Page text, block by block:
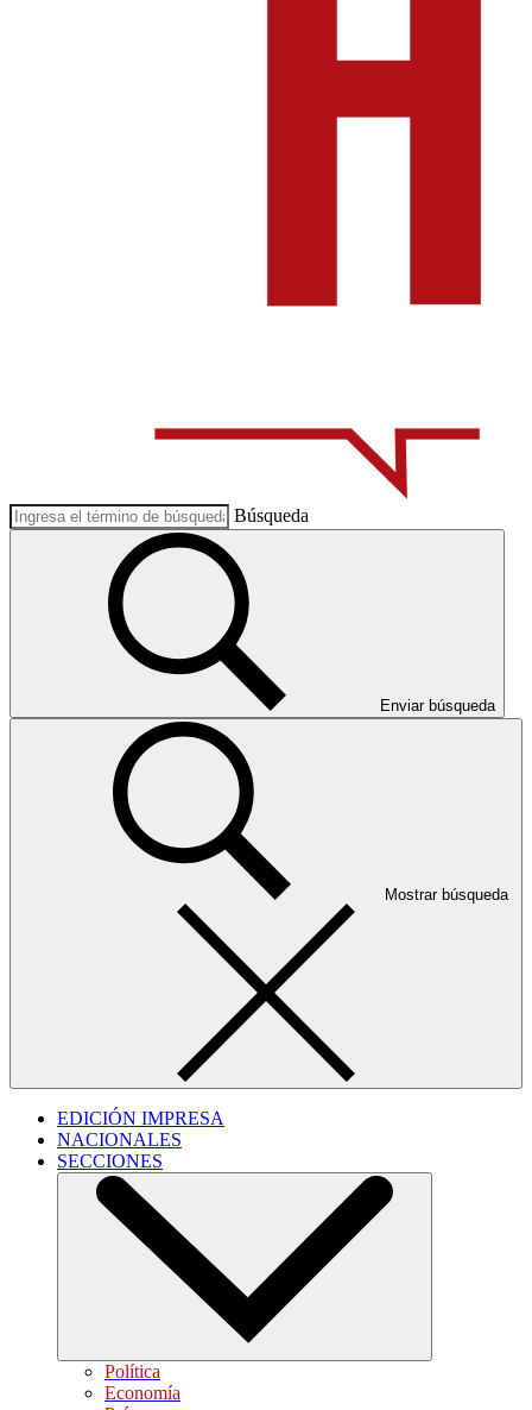
Búsqueda
Enviar búsqueda
Mostrar búsqueda
EDICIÓN IMPRESA
NACIONALES
SECCIONES
Política
Economía